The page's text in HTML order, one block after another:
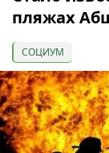
пляжах
СОЦИУМ